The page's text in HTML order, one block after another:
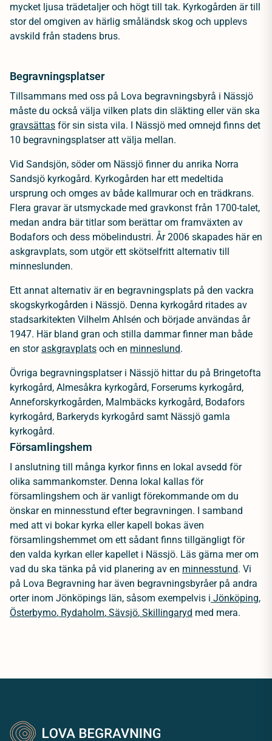
mycket ljusa trädetaljer och högt till tak. Kyrkogården är till
stor del omgiven av härlig småländsk skog och upplevs
avskild från stadens brus.
Begravningsplatser
Tillsammans med oss på Lova begravningsbyrå i Nässjö
måste du också välja vilken plats din släkting eller vän ska
gravsättas för sin sista vila. I Nässjö med omnejd finns det
10 begravningsplatser att välja mellan.
Vid Sandsjön, söder om Nässjö finner du anrika Norra
Sandsjö kyrkogård. Kyrkogården har ett medeltida
ursprung och omges av både kallmurar och en trädkrans.
Flera gravar är utsmyckade med gravkonst från 1700-talet,
medan andra bär titlar som berättar om framväxten av
Bodafors och dess möbelindustri. År 2006 skapades här en
askgravplats, som utgör ett skötselfritt alternativ till
minneslunden.
Ett annat alternativ är en begravningsplats på den vackra
skogskyrkogården i Nässjö. Denna kyrkogård ritades av
stadsarkitekten Vilhelm Ahlsén och började användas år
1947. Här bland gran och stilla dammar finner man både
en storaskgravplats och en minneslund.
Övriga begravningsplatser i Nässjö hittar du på Bringetofta
kyrkogård, Almesåkra kyrkogård, Forserums kyrkogård,
Anneforskyrkogården, Malmbäcks kyrkogård, Bodafors
kyrkogård, Barkeryds kyrkogård samt Nässjö gamla
kyrkogård.
Församlingshem
I anslutning till många kyrkor finns en lokal avsedd för
olika sammankomster. Denna lokal kallas för
församlingshem och är vanligt förekommande om du
önskar en minnesstund efter begravningen. I samband
med att vi bokar kyrka eller kapell bokas även
församlingshemmet om ett sådant finns tillgängligt för
den valda kyrkan eller kapellet i Nässjö. Läs gärna mer om
vad du ska tänka på vid planering av en minnesstund. Vi
på Lova Begravning har även begravningsbyråer på andra
orter inom Jönköpings län, såsom exempelvis i Jönköping,
Österbymo, Rydaholm, Sävsjö, Skillingaryd med mera.